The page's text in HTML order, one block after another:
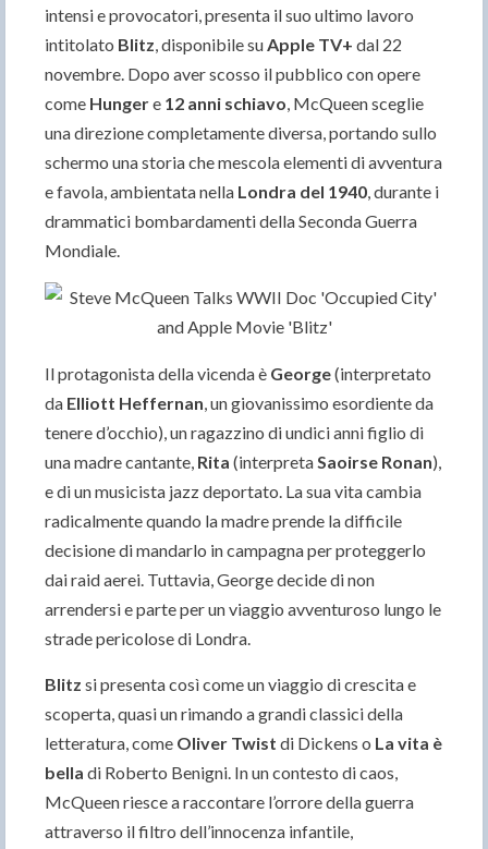
intensi e provocatori, presenta il suo ultimo lavoro
intitolato Blitz, disponibile suApple TV+ dal 22
novembre. Dopo aver scosso il pubblico con opere
come Hungere 12 anni schiavo, McQueen sceglie
una direzione completamente diversa, portando sullo
schermo una storia che mescola elementi di avventura
e favola, ambientata nella Londra del 1940, durante i
drammatici bombardamenti della Seconda Guerra
Mondiale.
Il protagonista della vicenda è George(interpretato
da Elliott Heffernan, un giovanissimo esordiente da
tenere d’occhio), un ragazzino di undici anni figlio di
una madre cantante, Rita (interpretaSaoirse Ronan),
e di un musicista jazz deportato. La sua vita cambia
radicalmente quando la madre prende la difficile
decisione di mandarlo in campagna per proteggerlo
dai raid aerei. Tuttavia, George decide di non
arrendersi e parte per un viaggio avventuroso lungo le
strade pericolose di Londra.
Blitz si presenta così come un viaggio di crescita e
scoperta, quasi un rimando a grandi classici della
letteratura, come Oliver Twist di Dickens o La vita è
bella di Roberto Benigni. In un contesto di caos,
McQueen riesce a raccontare l’orrore della guerra
attraverso il filtro dell’innocenza infantile,